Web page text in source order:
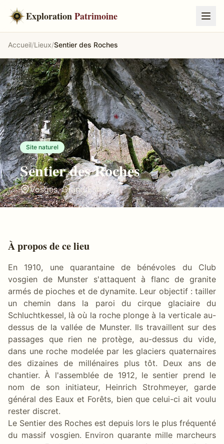
ExplorationPatrimoine
Accueil/Lieux/Sentier des Roches
Site naturel
Sentier des Roches
Vosges,Grand Est
À propos de ce lieu
En 1910, une quarantaine de bénévoles du Club
vosgien de Munster s'attaquent à flanc de granite
armés de pioches et de dynamite. Leur objectif : tailler
un chemin dans la paroi du cirque glaciaire du
Schluchtkessel, là où la roche plonge à la verticale au-
dessus de la vallée de Munster. Ils travaillent sur des
passages que rien ne protège, au-dessus du vide,
dans une roche modelée par les glaciers quaternaires
des dizaines de millénaires plus tôt. Deux ans de
chantier. À l'assemblée de 1912, le sentier prend le
nom de son initiateur, Heinrich Strohmeyer, garde
général des Eaux et Forêts, bien que celui-ci ait voulu
rester discret.
Le Sentier des Roches est depuis lors le plus fréquenté
du massif vosgien. Environ quarante mille marcheurs